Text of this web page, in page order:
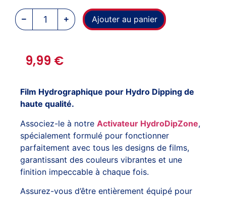
Ajouter au panier
9,99 €
Film Hydrographique pour Hydro Dipping de
haute qualité.
Associez-le à notre Activateur HydroDipZone,
spécialement formulé pour fonctionner
parfaitement avec tous les designs de films,
garantissant des couleurs vibrantes et une
finition impeccable à chaque fois.
Assurez-vous d’être entièrement équipé pour